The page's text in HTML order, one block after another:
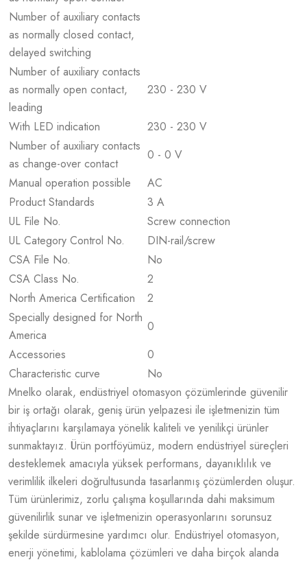
Number of auxiliary contacts
as normally closed contact,
delayed switching
Number of auxiliary contacts
as normally open contact,
leading
230 - 230 V
With LED indication
230 - 230 V
Number of auxiliary contacts
as change-over contact
0 - 0 V
Manual operation possible
AC
Product Standards
3 A
UL File No.
Screw connection
UL Category Control No.
DIN-rail/screw
CSA File No.
No
CSA Class No.
2
North America Certification
2
Specially designed for North
America
0
Accessories
0
Characteristic curve
No
Mnelko olarak, endüstriyel otomasyon çözümlerinde güvenilir
bir iş ortağı olarak, geniş ürün yelpazesi ile işletmenizin tüm
ihtiyaçlarını karşılamaya yönelik kaliteli ve yenilikçi ürünler
sunmaktayız. Ürün portföyümüz, modern endüstriyel süreçleri
desteklemek amacıyla yüksek performans, dayanıklılık ve
verimlilik ilkeleri doğrultusunda tasarlanmış çözümlerden oluşur.
Tüm ürünlerimiz, zorlu çalışma koşullarında dahi maksimum
güvenilirlik sunar ve işletmenizin operasyonlarını sorunsuz
şekilde sürdürmesine yardımcı olur. Endüstriyel otomasyon,
enerji yönetimi, kablolama çözümleri ve daha birçok alanda